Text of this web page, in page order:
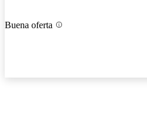
Buena oferta